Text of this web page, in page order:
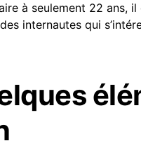
à seulement 22 ans,
internautes qui